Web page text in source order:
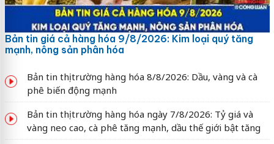
Bản tin giá cả hàng hóa 9/8/2026: Kim loại quý tăng
mạnh, nông sản phân hóa
Bản tin thị trường hàng hóa 8/8/2026: Dầu, vàng và cà
phê biến động mạnh
Bản tin thị trường hàng hóa ngày 7/8/2026: Tỷ giá và
vàng neo cao, cà phê tăng mạnh, dầu thế giới bật tăng